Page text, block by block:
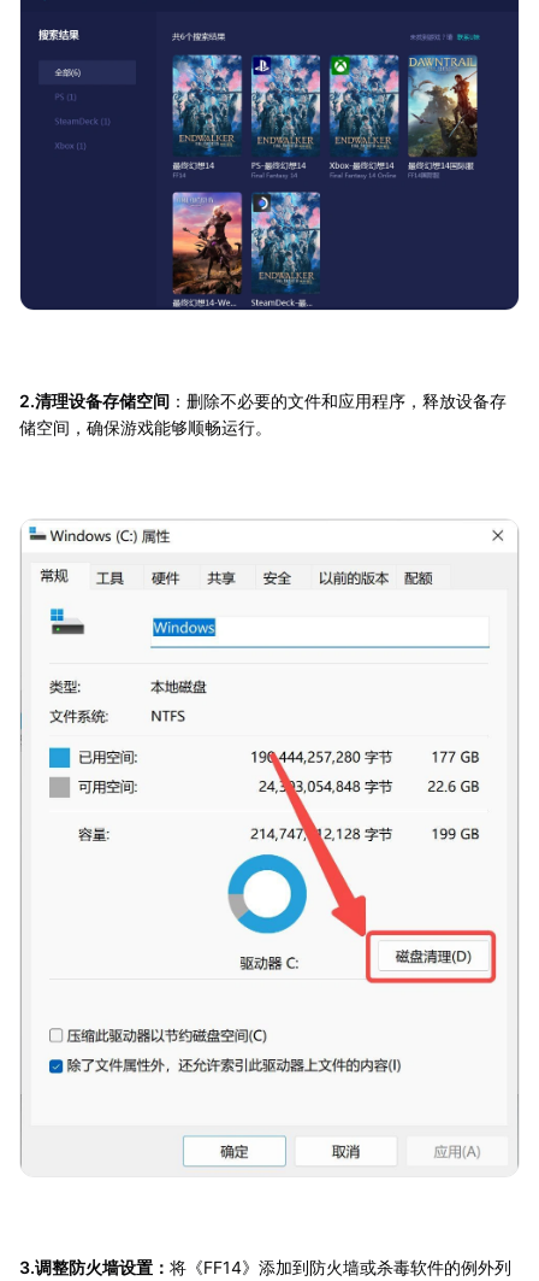
2.清理设备存储空间 ：删除不必要的文件和应用程序，释放设备存
储空间，确保游戏能够顺畅运行。
3.调整防火墙设置： 将《FF14》添加到防火墙或杀毒软件的例外列